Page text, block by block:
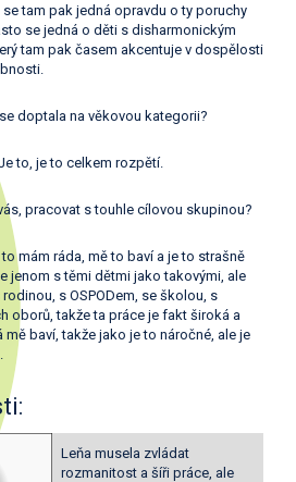
tam pak jedná opravdu o ty poruchy
se jedná o děti s disharmonickým
tam pak časem akcentuje v dospělosti
doptala na věkovou kategorii?
to, je to celkem rozpětí.
pracovat s touhle cílovou skupinou?
mám ráda, mě to baví a je to strašně
jenom s těmi dětmi jako takovými, ale
s OSPODem, se školou, s
oborů, takže ta práce je fakt široká a
baví, takže jako je to náročné, ale je
Leňa musela zvládat
rozmanitost a šíři práce, ale